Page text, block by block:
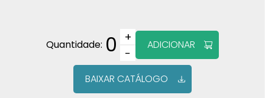
Quantidade: 0
+
−
ADICIONAR
BAIXAR CATÁLOGO